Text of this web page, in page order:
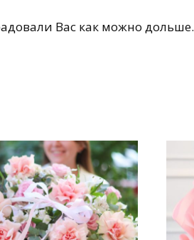
Вас как можно дольше.